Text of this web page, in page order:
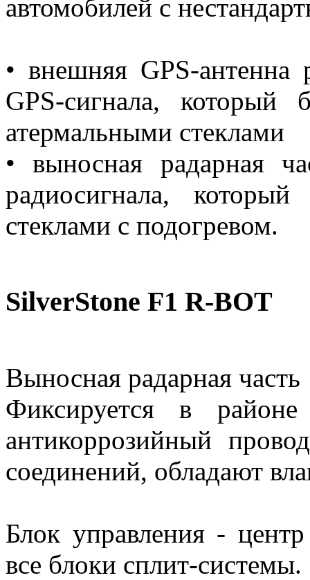
автомобилей с
• внешняя GPS-
GPS-сигнала, который
атермальными стеклами
• выносная радарная
радиосигнала, который
стеклами с подогревом.
SilverStone F1 R-BOT
Выносная радарная часть
Фиксируется в
антикоррозийный
соединений, обладают
Блок управления -
все блоки сплит-системы.